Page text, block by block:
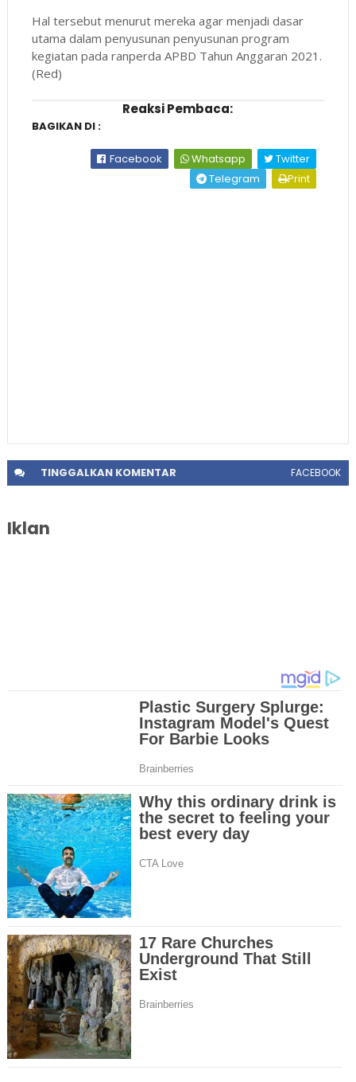
Hal tersebut menurut mereka agar menjadi dasar
utama dalam penyusunan penyusunan program
kegiatan pada ranperda APBD Tahun Anggaran 2021.
(Red)
Reaksi Pembaca:
BAGIKAN DI :
Facebook Whatsapp
Twitter
Telegram
Print
TINGGALKANKOMENTAR FACEBOOK
Iklan